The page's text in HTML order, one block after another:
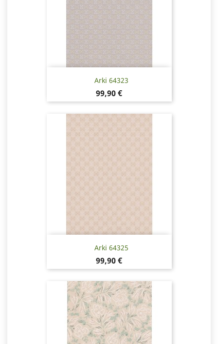
Arki 64323
Hinta
99,90 €
Arki 64325
Hinta
99,90 €